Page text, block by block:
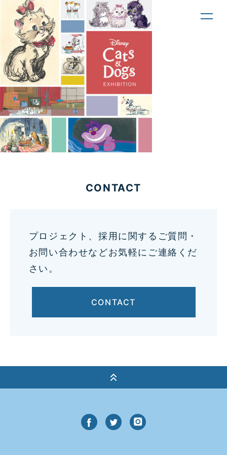
CONTACT
プロジェクト、採用に関するご質問・
お問い合わせなどお気軽にご連絡くだ
さい。
CONTACT